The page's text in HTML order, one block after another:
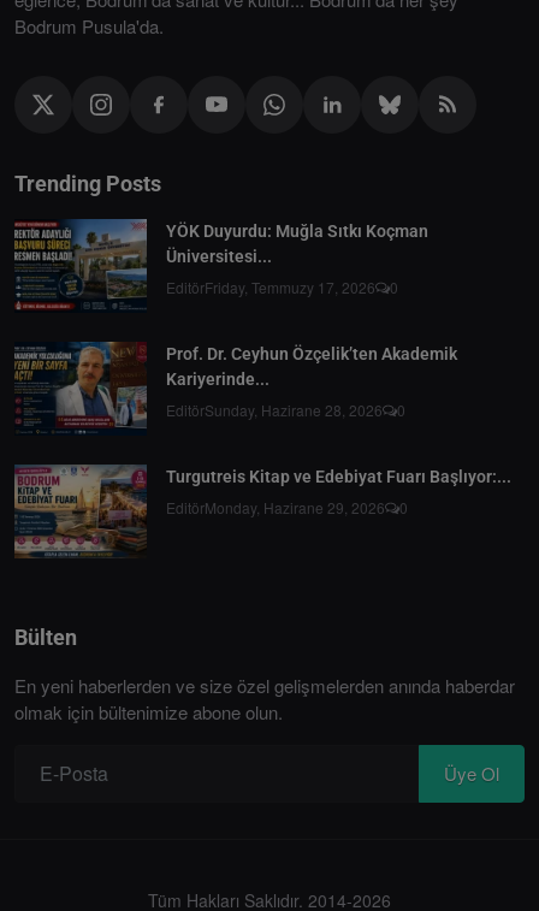
Bodrum Pusula'da.
Trending Posts
YÖK Duyurdu: Muğla Sıtkı Koçman
Üniversitesi...
EditörFriday, Temmuzy 17, 2026 0
Prof. Dr. Ceyhun Özçelik’ten Akademik
Kariyerinde...
EditörSunday, Hazirane 28, 2026 0
Turgutreis Kitap ve Edebiyat Fuarı Başlıyor:...
EditörMonday, Hazirane 29, 2026 0
Bülten
En yeni haberlerden ve size özel gelişmelerden anında haberdar
olmak için bültenimize abone olun.
Üye Ol
Tüm Hakları Saklıdır. 2014-2026